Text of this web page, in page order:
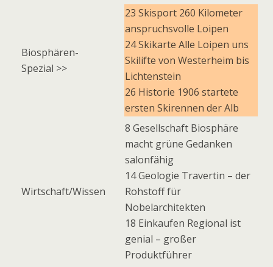
Biosphären-
Spezial >>
23 Skisport 260 Kilometer
anspruchsvolle Loipen
24 Skikarte Alle Loipen uns
Skilifte von Westerheim bis
Lichtenstein
26 Historie 1906 startete
ersten Skirennen der Alb
Wirtschaft/Wissen
8 Gesellschaft Biosphäre
macht grüne Gedanken
salonfähig
14 Geologie Travertin – der
Rohstoff für
Nobelarchitekten
18 Einkaufen Regional ist
genial – großer
Produktführer